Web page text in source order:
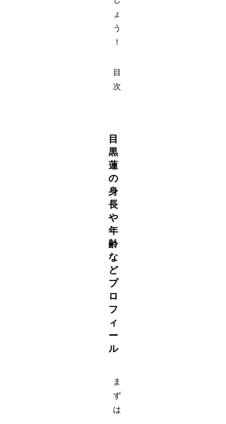
ょ
う
！
目
次
目
黒
蓮
の
身
長
や
年
齢
な
ど
プ
ロ
フ
ィ
ー
ル
ま
ず
は